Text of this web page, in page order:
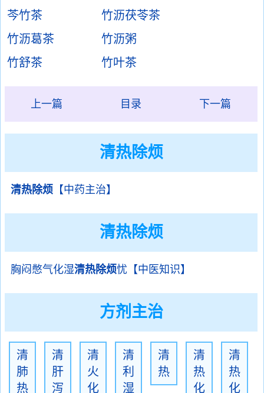
芩竹茶
竹沥茯苓茶
竹沥葛茶
竹沥粥
竹舒茶
竹叶茶
上一篇 目录 下一篇
清热除烦
清热除烦 【中药主治】
清热除烦
胸闷憋气化湿清热除烦忧【中医知识】
方剂主治
清
肺
热
清
肝
泻
清
火
化
清
利
湿
清
热
清
热
化
清
热
化